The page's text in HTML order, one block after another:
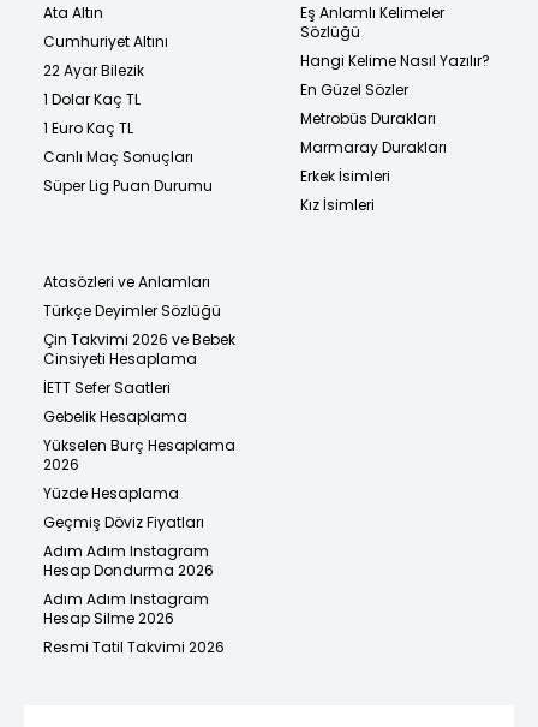
Ata Altın
Cumhuriyet Altını
22 Ayar Bilezik
1 Dolar Kaç TL
1 Euro Kaç TL
Canlı Maç Sonuçları
Süper Lig Puan Durumu
Eş Anlamlı Kelimeler
Sözlüğü
Hangi Kelime Nasıl Yazılır?
En Güzel Sözler
Metrobüs Durakları
Marmaray Durakları
Erkek İsimleri
Kız İsimleri
Atasözleri ve Anlamları
Türkçe Deyimler Sözlüğü
Çin Takvimi 2026 ve Bebek
Cinsiyeti Hesaplama
İETT Sefer Saatleri
Gebelik Hesaplama
Yükselen Burç Hesaplama
2026
Yüzde Hesaplama
Geçmiş Döviz Fiyatları
Adım Adım Instagram
Hesap Dondurma 2026
Adım Adım Instagram
Hesap Silme 2026
Resmi Tatil Takvimi 2026